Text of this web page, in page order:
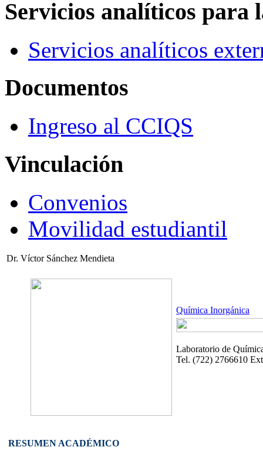
Servicios analíticos para
Servicios analíticos
Documentos
Ingreso al CCIQS
Vinculación
Convenios
Movilidad estudiantil
Dr. Víctor Sánchez Mendieta
Química Inorgánica
Laboratorio de
Tel. (722) 2766610
RESUMEN ACADÉMICO